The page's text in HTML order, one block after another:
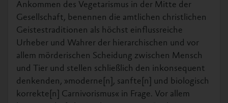
Ankommen des Vegetarismus in der Mitte der
Gesellschaft, benennen die amtlichen christlichen
Geistestraditionen als höchst einflussreiche
Urheber und Wahrer der hierarchischen und vor
allem mörderischen Scheidung zwischen Mensch
und Tier und stellen schließlich den inkonsequent
denkenden, »moderne[n], sanfte[n] und biologisch
korrekte[n] Carnivorismus« in Frage. Vor allem